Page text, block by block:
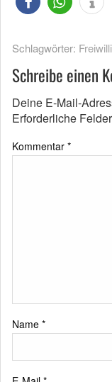
Schlagwörter:
Schreibe einen
Deine E-Mail-
Erforderliche
Kommentar *
Name *